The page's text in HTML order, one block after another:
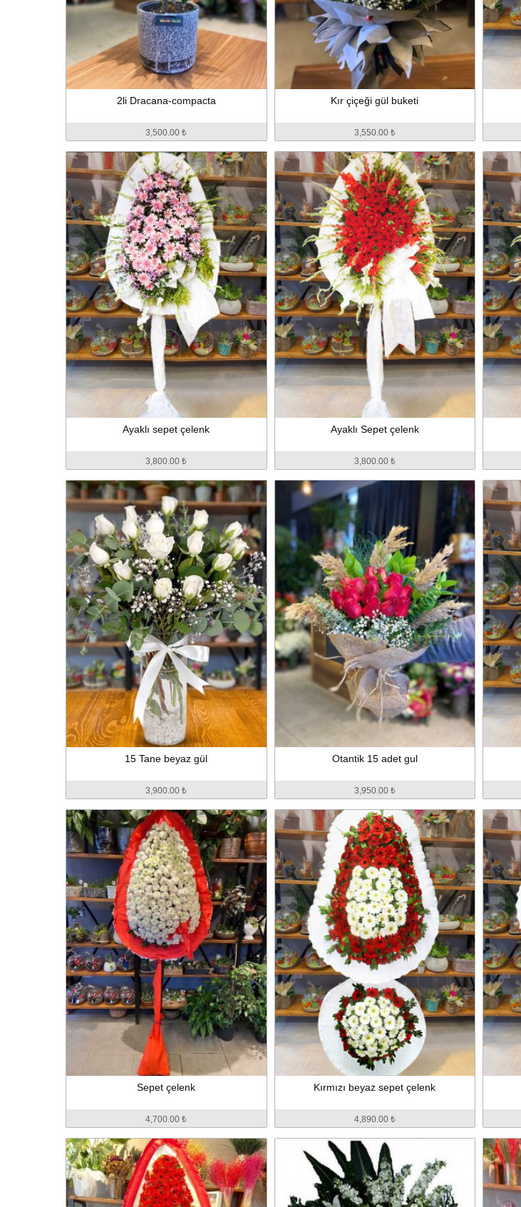
2li Dracana-compacta
3,500.00 ₺
Kır çiçeği gül buketi
3,550.00 ₺
Ayaklı sepet çelenk
3,800.00 ₺
Ayaklı Sepet çelenk
3,800.00 ₺
15 Tane beyaz gül
3,900.00 ₺
Otantik 15 adet gul
3,950.00 ₺
Sepet çelenk
4,700.00 ₺
Kırmızı beyaz sepet çelenk
4,890.00 ₺